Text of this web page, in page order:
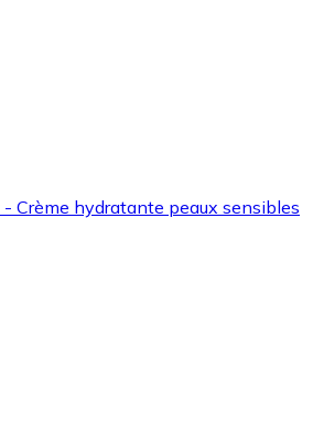
Crème hydratante peaux sensibles